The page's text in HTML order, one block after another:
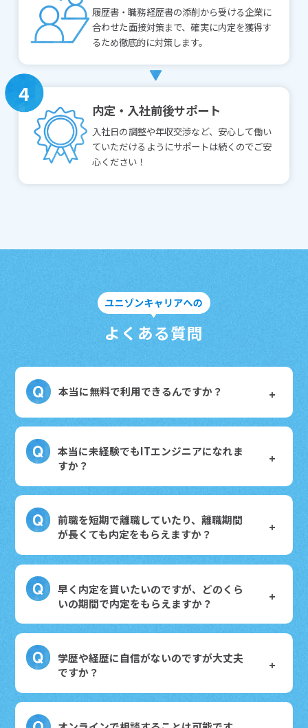
履歴書・職務経歴書の添削から受ける企業に
合わせた面接対策まで、確実に内定を獲得す
るため徹底的に対策します。
4
内定・入社前後サポート
入社日の調整や年収交渉など、安心して働い
ていただけるようにサポートは続くのでご安
心ください！
よくある質問
本当に無料で利用できるんですか？
本当に未経験でもITエンジニアになれま
すか？
前職を短期で離職していたり、離職期間
が長くても内定をもらえますか？
早く内定を貰いたいのですが、どのくら
いの期間で内定をもらえますか？
学歴や経歴に自信がないのですが大丈夫
ですか？